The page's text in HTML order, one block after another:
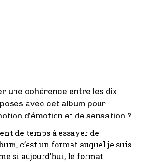
une cohérence entre les dix
avec cet album pour
d’émotion et de sensation ?
de temps à essayer de
c’est un format auquel je suis
si aujourd’hui, le format